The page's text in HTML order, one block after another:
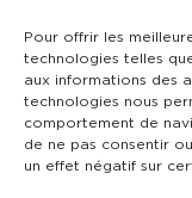
Pour offrir les
technologies telles
aux informations des
technologies nous
comportement de
de ne pas consentir
un effet négatif sur